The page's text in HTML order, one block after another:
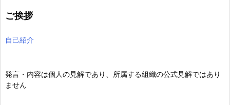
ご挨拶
自己紹介
発言・内容は個人の見解であり、所属する組織の公式見解ではあり
ません